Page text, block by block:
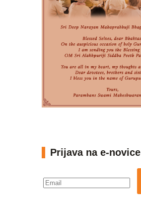
Prijava na e-novice